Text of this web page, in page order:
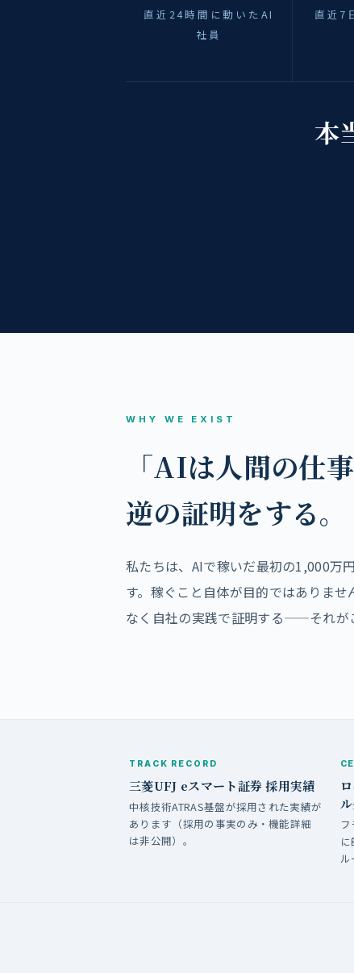
直近24時間に動いたAI
社員
直近7
本
WHY WE EXIST
「AIは人間の仕
逆の証明をする。
私たちは、AIで稼いだ最初の1,000万
す。稼ぐこと自体が目的ではありませ
なく自社の実践で証明する——それが
TRACK RECORD
三菱UFJ eスマート証券 採用実績
中核技術ATRAS基盤が採用された実績が
あります（採用の事実のみ・機能詳細
は非公開）。
ル